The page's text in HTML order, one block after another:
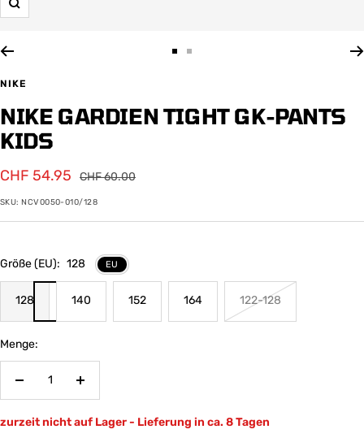
Zoom
gehengehen
NIKE
NIKE GARDIEN TIGHT GK-PANTS
KIDS
Angebotspreis
CHF 54.95
Regulärer
Preis
CHF 60.00
SKU: NCV0050-010/128
Größe (EU): 128 EU
128 140 152 164 122-128
Menge:
Menge
zurzeit nicht auf Lager - Lieferung in ca. 8 Tagen